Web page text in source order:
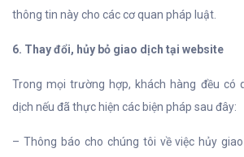
thông tin này cho các cơ quan pháp luật.
6. Thay đổi, hủy bỏ giao dịch tại website
Trong mọi trường hợp, khách hàng đều có
dịch nếu đã thực hiện các biện pháp sau đây:
– Thông báo cho chúng tôi về việc hủy